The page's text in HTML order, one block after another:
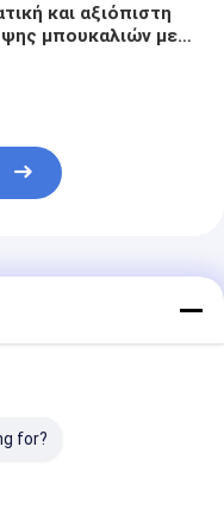
και αξιόπιστη
μπουκαλιών με
for?